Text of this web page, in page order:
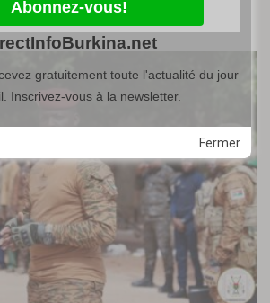
représentant de la Coalition…
Fermer
gratuitement toute l'actualité du jour
Inscrivez-vous à la newsletter.